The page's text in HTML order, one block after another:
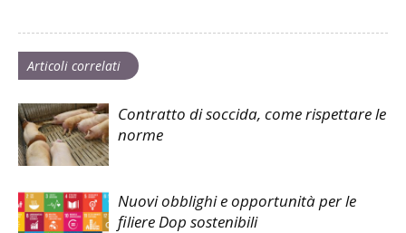
Articoli correlati
Contratto di soccida, come rispettare le
norme
Nuovi obblighi e opportunità per le
filiere Dop sostenibili